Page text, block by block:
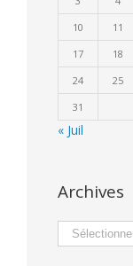
10
11
17
18
24
25
31
« Juil
Archives
Archives